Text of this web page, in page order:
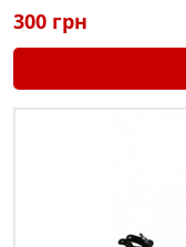
300 грн